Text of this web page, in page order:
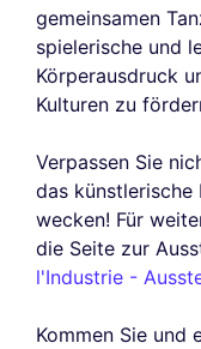
gemeinsamen
spielerische und
Körperausdruck
Kulturen zu
Verpassen Sie
das künstlerische
wecken! Für
die Seite zur
l'Industrie -
Kommen Sie und